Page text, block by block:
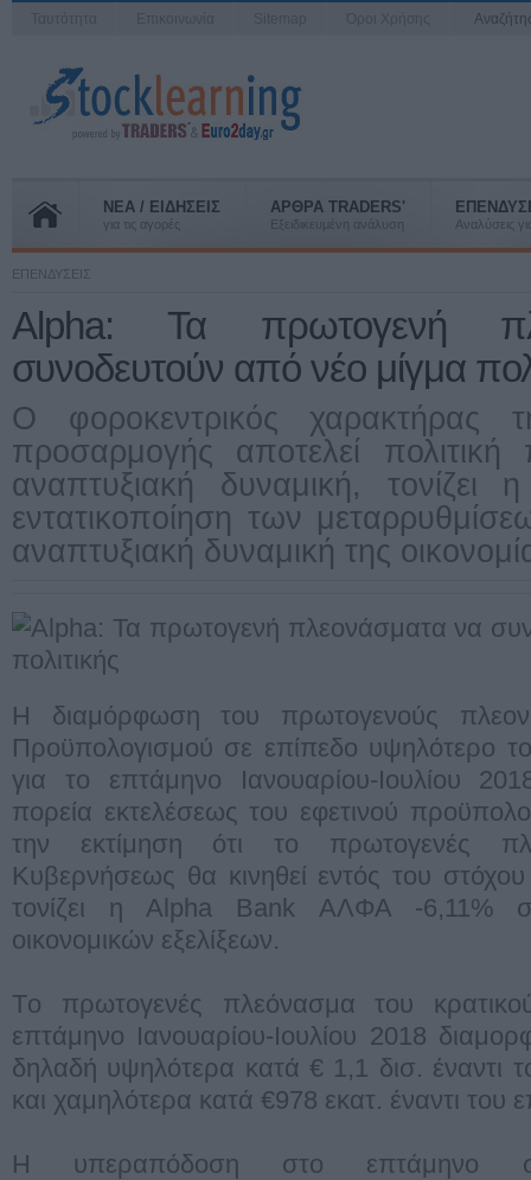
ΝΕΑ / ΕΙΔΗΣΕΙΣ
για τις αγορές
ΑΡΘΡΑ TRADERS'
Εξειδικευμένη ανάλυση Αναλύσεις
ΕΠΕΝΔΥΣΕΙΣ
Alpha: Τα πρωτογενή
συνοδευτούν από νέο μίγμα
Ο φοροκεντρικός χαρακτήρας
προσαρμογής αποτελεί
αναπτυξιακή δυναμική,
εντατικοποίηση των
αναπτυξιακή δυναμική της
Η διαμόρφωση του πρωτογενούς
Προϋπολογισμού σε επίπεδο υψηλότερο
για το επτάμηνο Ιανουαρίου-Ιουλίου
πορεία εκτελέσεως του εφετινού
την εκτίμηση ότι το πρωτογενές
Κυβερνήσεως θα κινηθεί εντός του
τονίζει η Alpha Bank ΑΛΦΑ -6,11%
οικονομικών εξελίξεων.
Tο πρωτογενές πλεόνασμα του
επτάμηνο Ιανουαρίου-Ιουλίου 2018
δηλαδή υψηλότερα κατά € 1,1 δισ. έναντι
και χαμηλότερα κατά €978 εκατ. έναντι του
Η υπεραπόδοση στο